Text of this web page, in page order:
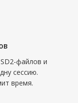
файлов и
сессию.
время.